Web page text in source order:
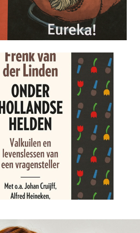
Een essay met een literaire
van het journalistieke
in het boek Onder
Helden van Frénk van
Linden. (Uitgeverij Lijtingh
Sijthoff 2017)